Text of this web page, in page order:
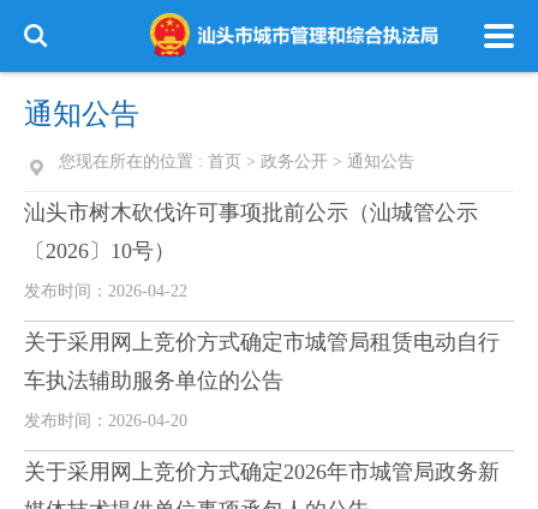
通知公告
您现在所在的位置 : 首页 > 政务公开 > 通知公告
汕头市树木砍伐许可事项批前公示（汕城管公示
〔2026〕10号）
发布时间：2026-04-22
关于采用网上竞价方式确定市城管局租赁电动自行
车执法辅助服务单位的公告
发布时间：2026-04-20
关于采用网上竞价方式确定2026年市城管局政务新